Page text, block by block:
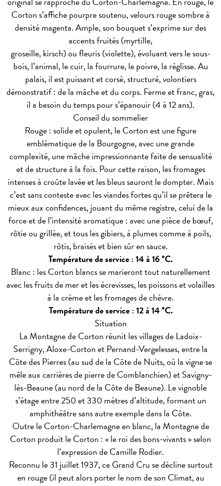
Corton s’affiche pourpre soutenu, velours rouge sombre à
densité magenta. Ample, son bouquet s’exprime sur des
accents fruités (myrtille,
groseille, kirsch) ou fleuris (violette), évoluant vers le sous-
bois, l’animal, le cuir, la fourrure, le poivre, la réglisse. Au
palais, il est puissant et corsé, structuré, volontiers
démonstratif : de la mâche et du corps. Ferme et franc, gras,
il a besoin du temps pour s’épanouir (4 à 12 ans).
Conseil du sommelier
Rouge : solide et opulent, le Corton est une figure
emblématique de la Bourgogne, avec une grande
complexité, une mâche impressionnante faite de sensualité
et de structure à la fois. Pour cette raison, les fromages
intenses à croûte lavée et les bleus sauront le dompter. Mais
c’est sans conteste avec les viandes fortes qu’il se prêtera le
mieux aux confidences, jouant du même registre, celui de la
force et de l’intensité aromatique : avec une pièce de bœuf,
rôtie ou grillée, et tous les gibiers, à plumes comme à poils,
rôtis, braisés et bien sûr en sauce.
Température de service : 14 à 16 °C.
Blanc : les Corton blancs se marieront tout naturellement
avec les fruits de mer et les écrevisses, les poissons et volailles
à la crème et les fromages de chèvre.
Température de service : 12 à 14 °C.
Situation
La Montagne de Corton réunit les villages de Ladoix-
Serrigny, Aloxe-Corton et Pernand-Vergelesses, entre la
Côte des Pierres (au sud de la Côte de Nuits, où la vigne se
mêle aux carrières de pierre de Comblanchien) et Savigny-
lès-Beaune (au nord de la Côte de Beaune). Le vignoble
s’étage entre 250 et 330 mètres d’altitude, formant un
amphithéâtre sans autre exemple dans la Côte.
Outre le Corton-Charlemagne en blanc, la Montagne de
Corton produit le Corton : « le roi des bons-vivants » selon
l’expression de Camille Rodier.
Reconnu le 31 juillet 1937, ce Grand Cru se décline surtout
en rouge (il peut alors porter le nom de son Climat, au